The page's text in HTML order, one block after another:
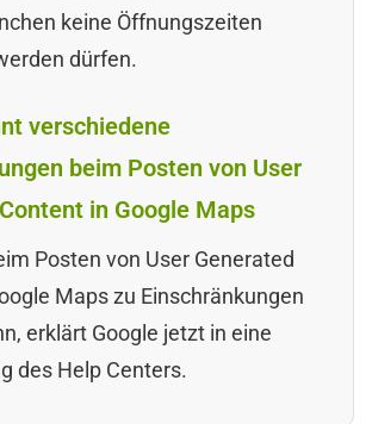
keine Öffnungszeiten
dürfen.
verschiedene
beim Posten von User
in Google Maps
Posten von User Generated
Maps zu Einschränkungen
erklärt Google jetzt in eine
des Help Centers.